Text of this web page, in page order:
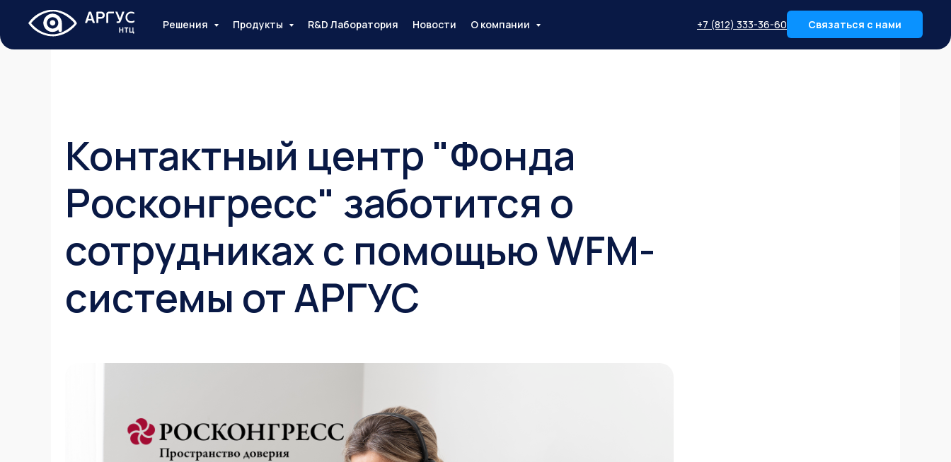
Решения Продукты R&D Лаборатория Новости О компании +7 (812) 333-36-60 Связаться с нами
Контактный центр "Фонда
Росконгресс" заботится о
сотрудниках с помощью WFM-
системы от АРГУС